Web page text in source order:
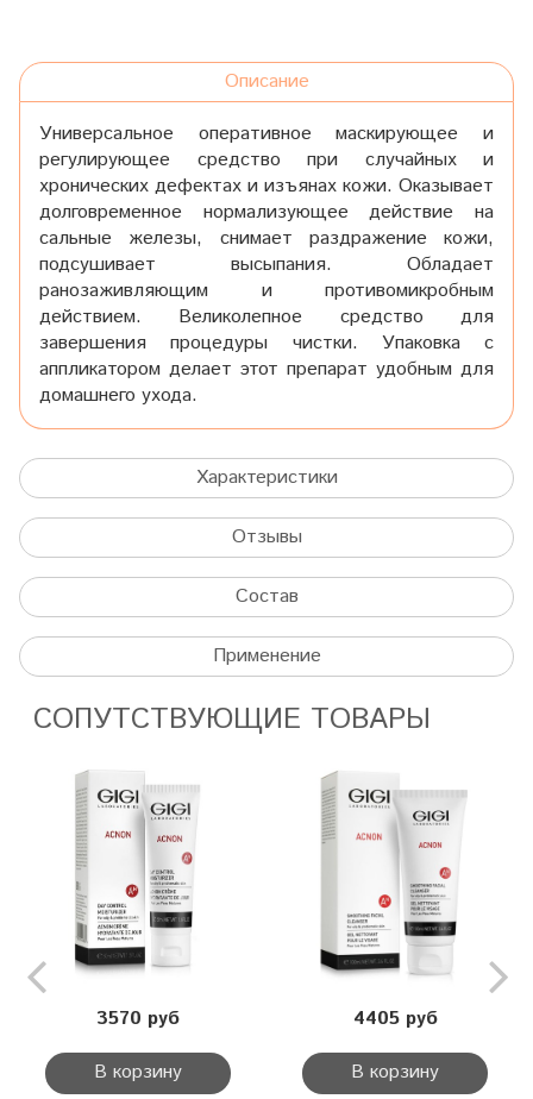
Описание
Универсальное оперативное маскирующее и
регулирующее средство при случайных и
хронических дефектах и изъянах кожи. Оказывает
долговременное нормализующее действие на
сальные железы, снимает раздражение кожи,
подсушивает высыпания. Обладает
ранозаживляющим и противомикробным
действием. Великолепное средство для
завершения процедуры чистки. Упаковка с
аппликатором делает этот препарат удобным для
домашнего ухода.
Характеристики
Отзывы
Состав
Применение
СОПУТСТВУЮЩИЕ ТОВАРЫ
3570 руб
В корзину
4405 руб
В корзину